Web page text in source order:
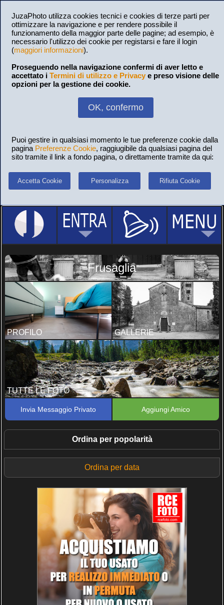
JuzaPhoto utilizza cookies tecnici e cookies di terze parti per
ottimizzare la navigazione e per rendere possibile il
funzionamento della maggior parte delle pagine; ad esempio, è
necessario l'utilizzo dei cookie per registarsi e fare il login
(maggiori informazioni).
Proseguendo nella navigazione confermi di aver letto e
accettato i Termini di utilizzo e Privacy e preso visione delle
opzioni per la gestione dei cookie.
OK, confermo
Puoi gestire in qualsiasi momento le tue preferenze cookie dalla
pagina Preferenze Cookie, raggiugibile da qualsiasi pagina del
sito tramite il link a fondo pagina, o direttamente tramite da qui:
Accetta Cookie Personalizza Rifiuta Cookie
Frusaglia
PROFILO GALLERIE
TUTTE LE FOTO
Invia Messaggio Privato Aggiungi Amico
Ordina per popolarità
Ordina per data